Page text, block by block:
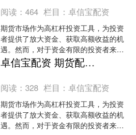
阅读：464 栏目：卓信宝配资
期货市场作为高杠杆投资工具，为投资
者提供了放大资金、获取高额收益的机
遇。然而，对于资金有限的投资者来
说，期货配资代理成为了实现资金放大
的有效途径。1. 杠杆风险：股票配资
卓信宝配资 期货配资代理：助力资金放大，把握市场机遇
阅读：328 栏目：卓信宝配资
期货市场作为高杠杆投资工具，为投资
者提供了放大资金、获取高额收益的机
遇。然而，对于资金有限的投资者来